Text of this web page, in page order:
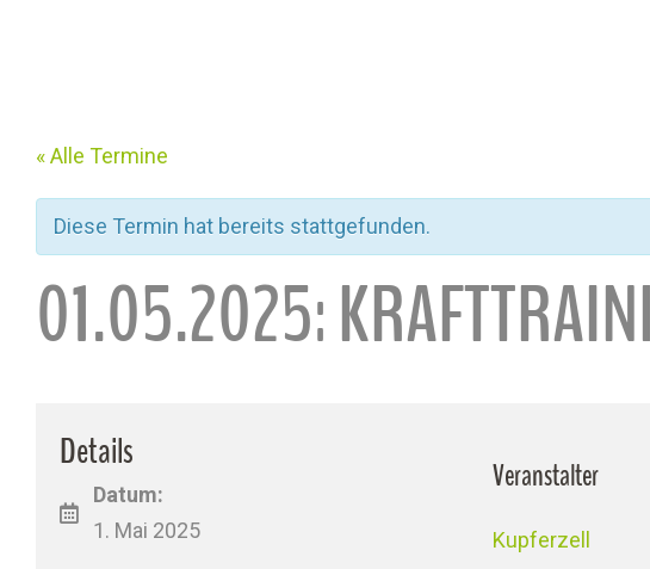
« Alle Termine
Diese Termin hat bereits stattgefunden.
01.05.2025:
Details
Datum:
1. Mai 2025
Veranstalter
Kupferzell